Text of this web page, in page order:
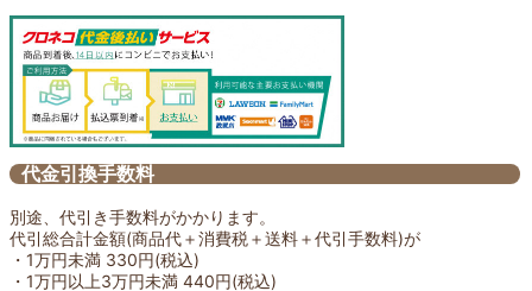
代金引換手数料
別途、代引き手数料がかかります。
代引総合計金額(商品代＋消費税＋送料＋代引手数料)が
・1万円未満 330円(税込)
・1万円以上3万円未満 440円(税込)